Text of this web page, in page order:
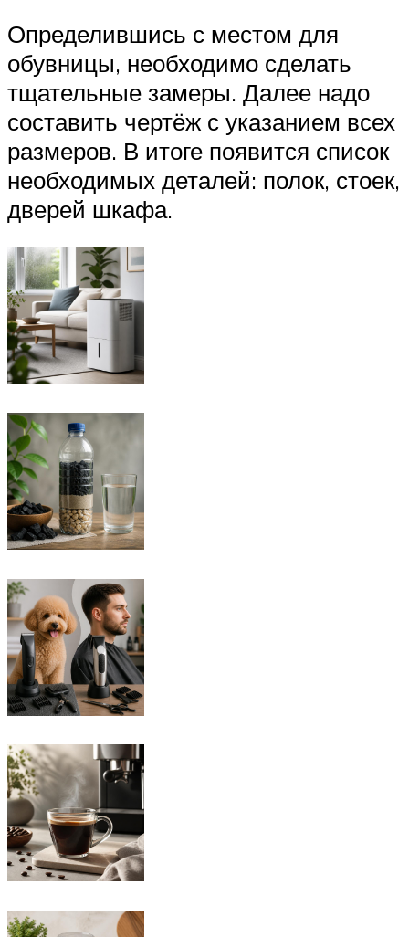
Определившись с местом для
обувницы, необходимо сделать
тщательные замеры. Далее надо
составить чертёж с указанием всех
размеров. В итоге появится список
необходимых деталей: полок, стоек,
дверей шкафа.